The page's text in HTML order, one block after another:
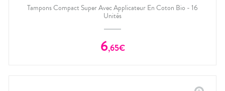
Tampons Compact Super Avec Applicateur En Coton Bio - 16
Unités
6,65€